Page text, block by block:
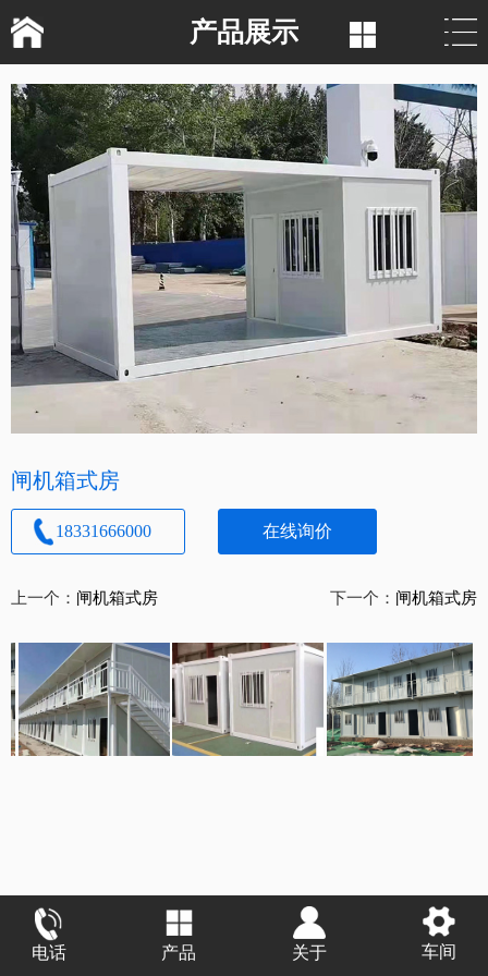
产品展示
闸机箱式房
18331666000 在线询价
上一个： 闸机箱式房 下一个： 闸机箱式房
电话 产品 关于 车间